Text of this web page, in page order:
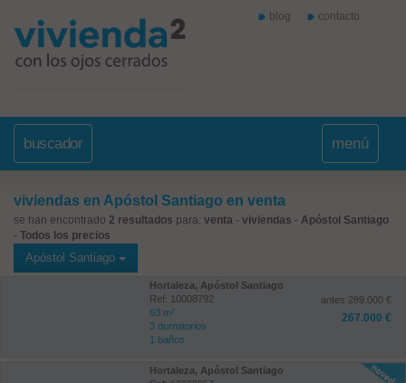
blog contacto
buscador menú
viviendas en Apóstol Santiago en venta
se han encontrado 2 resultados para: venta - viviendas - Apóstol Santiago
- Todos los precios
Apóstol Santiago
Hortaleza, Apóstol Santiago
Ref: 10008792
63 m²
3 dormitorios
1 baños
antes 289.000 €
267.000 €
Hortaleza, Apóstol Santiago